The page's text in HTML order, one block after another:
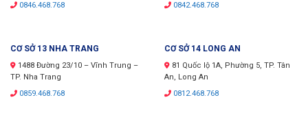
0846.468.768
0842.468.768
CƠ SỞ 13 NHA TRANG
1488 Đường 23/10 – Vĩnh Trung –
TP. Nha Trang
0859.468.768
CƠ SỞ 14 LONG AN
81 Quốc lộ 1A, Phường 5, TP. Tân
An, Long An
0812.468.768